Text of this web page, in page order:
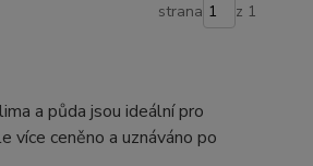
strana z 1
a půda jsou ideální pro
více ceněno a uznáváno po